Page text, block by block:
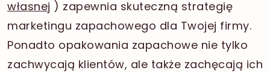
własnej ) zapewnia skuteczną strategię
marketingu zapachowego dla Twojej firmy.
Ponadto opakowania zapachowe nie tylko
zachwycają klientów, ale także zachęcają ich